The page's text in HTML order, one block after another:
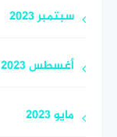
سبتمبر 2023
أغسطس 2023
مايو 2023